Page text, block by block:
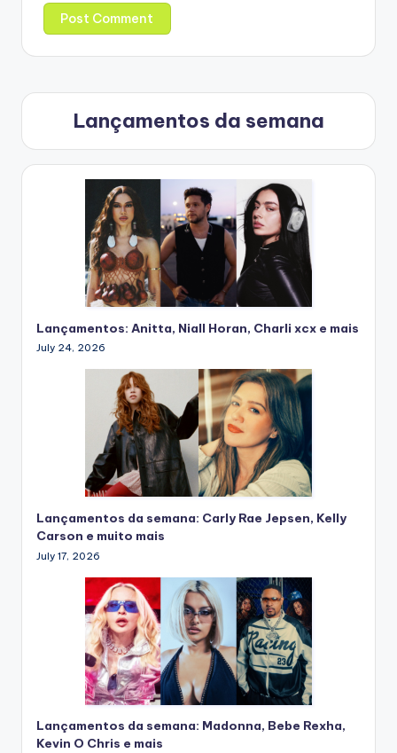
Lançamentos da semana
Lançamentos: Anitta, Niall Horan, Charli xcx e mais
July 24, 2026
Lançamentos da semana: Carly Rae Jepsen, Kelly
Carson e muito mais
July 17, 2026
Lançamentos da semana: Madonna, Bebe Rexha,
Kevin O Chris e mais